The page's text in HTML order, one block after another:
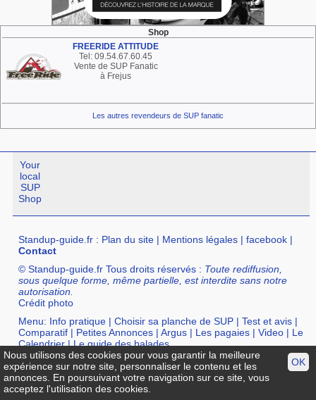
Shop
FREERIDE ATTITUDE
Tel: 09.54.67.60.45
Vente de SUP Fanatic
à Frejus
Les autres revendeurs de SUP fanatic
Your
local
SUP
Shop
Standup-guide.fr : Plan du site | Mentions légales |facebook |
Contact
© Standup-guide.fr Tous droits réservés : Toute rediffusion,
sous quelque forme, même partielle, est interdite sans notre
autorisation.
Crédit photo
Menu: Info pratique |Choisir sa planche de SUP |Test et avis |
Comparatif | Petites Annonces |Argus | Les pagaies |Video | Le
Calendrier|Le guide des balades
Annuaire : SurfShop et Magasins pour acheter un SUP
Points
Location de SUP|Ecole de SUP
OK
Nous utilisons des cookies pour vous garantir la meilleure
expérience sur notre site, personnaliser le contenu et les
annonces. En poursuivant votre navigation sur ce site, vous
acceptez l'utilisation des cookies.